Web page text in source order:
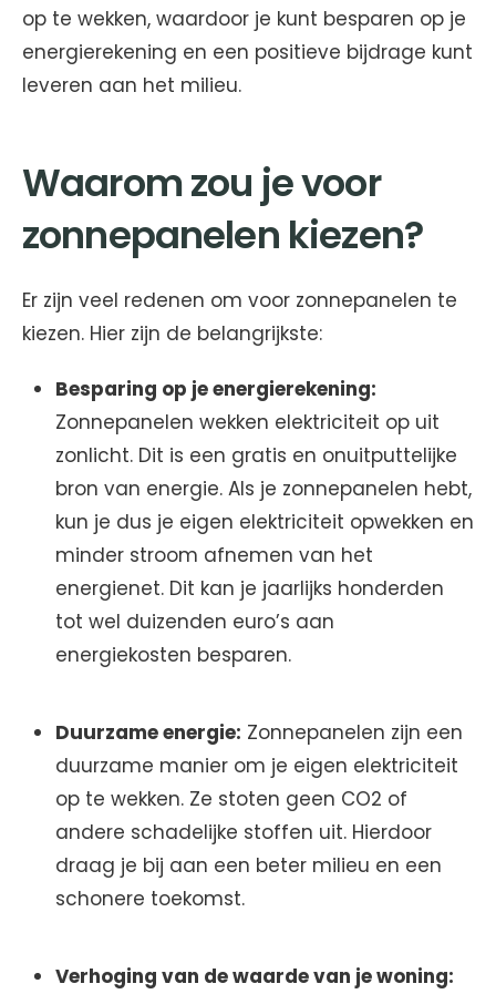
op te wekken, waardoor je kunt besparen op je
energierekening en een positieve bijdrage kunt
leveren aan het milieu.
Waarom zou je voor
zonnepanelen kiezen?
Er zijn veel redenen om voor zonnepanelen te
kiezen. Hier zijn de belangrijkste:
Besparing op je energierekening:
Zonnepanelen wekken elektriciteit op uit
zonlicht. Dit is een gratis en onuitputtelijke
bron van energie. Als je zonnepanelen hebt,
kun je dus je eigen elektriciteit opwekken en
minder stroom afnemen van het
energienet. Dit kan je jaarlijks honderden
tot wel duizenden euro’s aan
energiekosten besparen.
Duurzame energie: Zonnepanelen zijn een
duurzame manier om je eigen elektriciteit
op te wekken. Ze stoten geen CO2 of
andere schadelijke stoffen uit. Hierdoor
draag je bij aan een beter milieu en een
schonere toekomst.
Verhoging van de waarde van je woning: